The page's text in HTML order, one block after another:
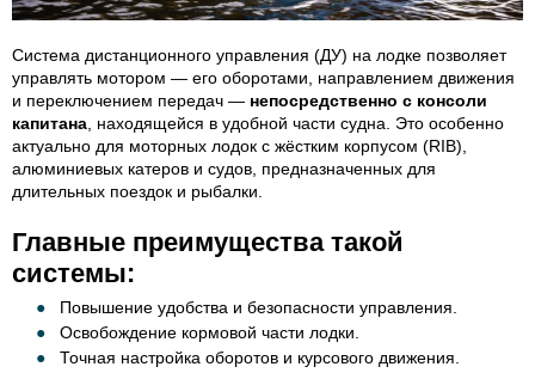
Система дистанционного управления (ДУ) на лодке позволяет
управлять мотором — его оборотами, направлением движения
и переключением передач — непосредственно с консоли
капитана, находящейся в удобной части судна. Это особенно
актуально для моторных лодок с жёстким корпусом (RIB),
алюминиевых катеров и судов, предназначенных для
длительных поездок и рыбалки.
Главные преимущества такой
системы:
Повышение удобства и безопасности управления.
Освобождение кормовой части лодки.
Точная настройка оборотов и курсового движения.